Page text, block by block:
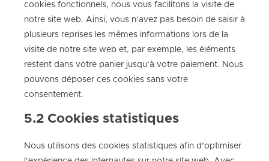
cookies fonctionnels, nous vous facilitons la visite de
notre site web. Ainsi, vous n’avez pas besoin de saisir à
plusieurs reprises les mêmes informations lors de la
visite de notre site web et, par exemple, les éléments
restent dans votre panier jusqu’à votre paiement. Nous
pouvons déposer ces cookies sans votre
consentement.
5.2 Cookies statistiques
Nous utilisons des cookies statistiques afin d’optimiser